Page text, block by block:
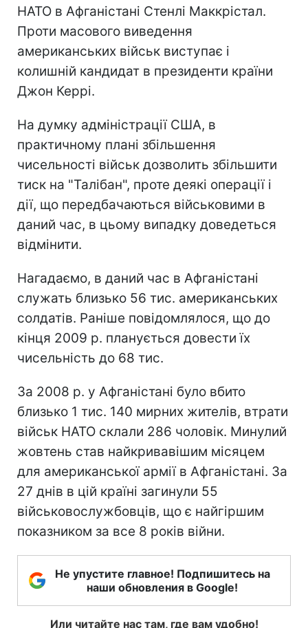
НАТО в Афганістані Стенлі Маккрістал.
Проти масового виведення
американських військ виступає і
колишній кандидат в президенти країни
Джон Керрі.
На думку адміністрації США, в
практичному плані збільшення
чисельності військ дозволить збільшити
тиск на "Талібан", проте деякі операції і
дії, що передбачаються військовими в
даний час, в цьому випадку доведеться
відмінити.
Нагадаємо, в даний час в Афганістані
служать близько 56 тис. американських
солдатів. Раніше повідомлялося, що до
кінця 2009 р. планується довести їх
чисельність до 68 тис.
За 2008 р. у Афганістані було вбито
близько 1 тис. 140 мирних жителів, втрати
військ НАТО склали 286 чоловік. Минулий
жовтень став найкривавішим місяцем
для американської армії в Афганістані. За
27 днів в цій країні загинули 55
військовослужбовців, що є найгіршим
показником за все 8 років війни.
Не упустите главное! Подпишитесь на
наши обновления в Google!
Или читайте нас там, где вам удобно!